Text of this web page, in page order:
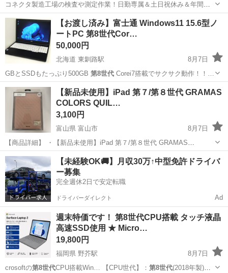
コネクタ製造工場の検査や測定作業！日勤専属＆土日祝休み＆年間休
日128日★クリーンルーム内作業★マイカー通勤OK＆無料駐車場あり
★就業先食堂利用可！日払い制度あり！《茨城県常陸大宮市》 人気の
工場のお仕事 ◇コネクタ製造工...
茨城 常陸大宮市 静駅 その他
【お渡し済み】富士通 Windows11 15.6型ノ
ートPC 第8世代Cor…
50,000円
北海道 東釧路駅
8月7日
GBとSSDもたっぷり500GB 第8世代Corei7搭載でサクサク動作！！…
北海道 釧路市 東釧路駅 ノートパソコン SSD
【新品未使用】iPad 第７/第８世代 GRAMAS
COLORS QUIL…
3,100円
富山県 富山市
8月7日
【商品詳細】 ・【新品未使用】iPad 第７/第８世代 GRAMAS
COLORS QUILT Leater Case / Pink Beige レザー ピンクベージュ アイ
パッドケース C0115 ・未使...
富山 富山市 携帯アクセサリー
【未経験OK🚚】月収30万↑中型免許ドライバ
ー募集
完全週休2日で安定転職
ドライバーダイレクト Ad
週末特価です！ 第8世代CPU搭載 タッチ液晶
高速SSD使用 ★ Micro…
19,800円
福岡県 野芥駅
8月7日
crosoftの第8世代CPU搭載Win… 【CPU世代】： 第8世代(2018年製)…